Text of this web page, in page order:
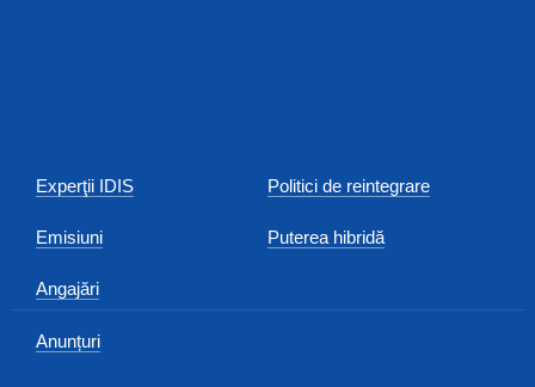
Experţii IDIS
Emisiuni
Angajări
Anunțuri
Politici de reintegrare
Puterea hibridă